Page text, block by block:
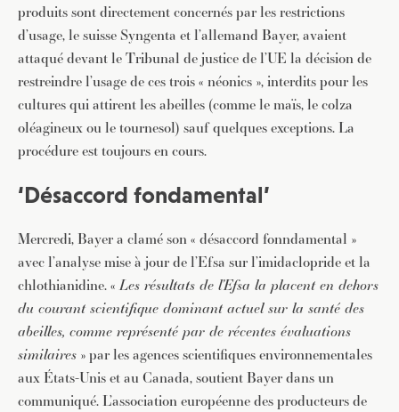
produits sont directement concernés par les restrictions
d’usage, le suisse Syngenta et l’allemand Bayer, avaient
attaqué devant le Tribunal de justice de l’UE la décision de
restreindre l’usage de ces trois « néonics », interdits pour les
cultures qui attirent les abeilles (comme le maïs, le colza
oléagineux ou le tournesol) sauf quelques exceptions. La
procédure est toujours en cours.
‘Désaccord fondamental’
Mercredi, Bayer a clamé son « désaccord fonndamental »
avec l’analyse mise à jour de l’Efsa sur l’imidaclopride et la
chlothianidine. «Les résultats de l’Efsa la placent en dehors
du courant scientifique dominant actuel sur la santé des
abeilles, comme représenté par de récentes évaluations
similaires » par les agences scientifiques environnementales
aux États-Unis et au Canada, soutient Bayer dans un
communiqué. L’association européenne des producteurs de